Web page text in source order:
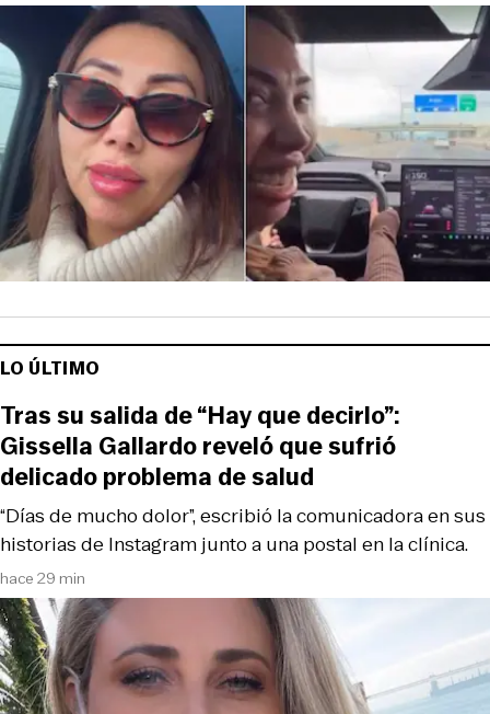
LO ÚLTIMO
hace 29 min
“Días de mucho dolor”, escribió la comunicadora en sus
historias de Instagram junto a una postal en la clínica.
Tras su salida de “Hay que decirlo”:
Gissella Gallardo reveló que sufrió
delicado problema de salud